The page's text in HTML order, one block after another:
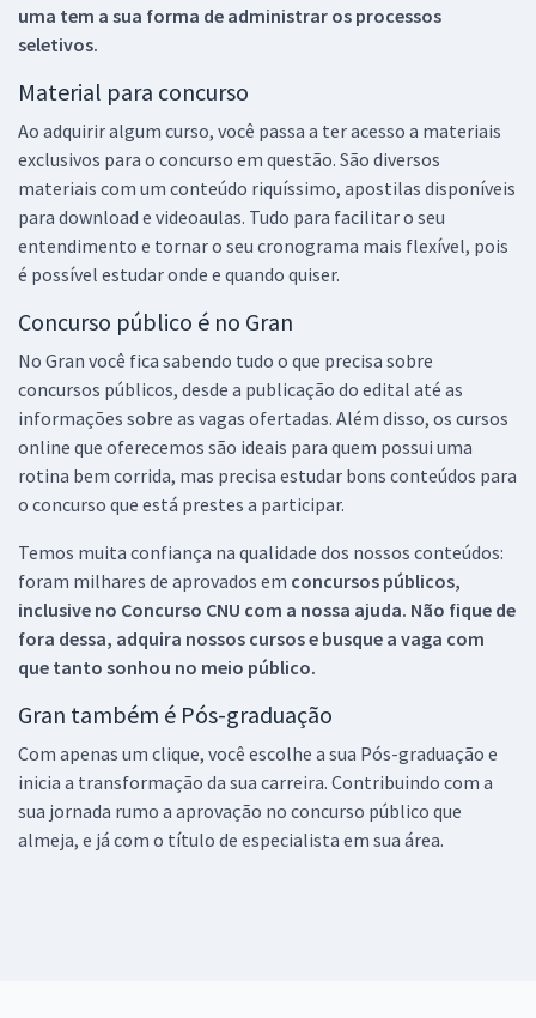
uma tem a sua forma de administrar os processos
seletivos.
Material para concurso
Ao adquirir algum curso, você passa a ter acesso a materiais
exclusivos para o concurso em questão. São diversos
materiais com um conteúdo riquíssimo, apostilas disponíveis
para download e videoaulas. Tudo para facilitar o seu
entendimento e tornar o seu cronograma mais flexível, pois
é possível estudar onde e quando quiser.
Concurso público é no Gran
No Gran você fica sabendo tudo o que precisa sobre
concursos públicos, desde a publicação do edital até as
informações sobre as vagas ofertadas. Além disso, os cursos
online que oferecemos são ideais para quem possui uma
rotina bem corrida, mas precisa estudar bons conteúdos para
o concurso que está prestes a participar.
Temos muita confiança na qualidade dos nossos conteúdos:
foram milhares de aprovados em concursos públicos,
inclusive no Concurso CNU com a nossa ajuda. Não fique de
fora dessa, adquira nossos cursos e busque a vaga com
que tanto sonhou no meio público.
Gran também é Pós-graduação
Com apenas um clique, você escolhe a sua Pós-graduação e
inicia a transformação da sua carreira. Contribuindo com a
sua jornada rumo a aprovação no concurso público que
almeja, e já com o título de especialista em sua área.